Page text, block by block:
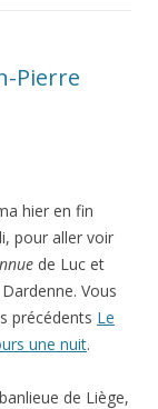
Pierre
hier en fin
pour aller voir
de Luc et
Vous
précédents Le
une nuit.
de Liège,